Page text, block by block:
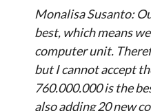
Monalisa Susanto:
best, which means
computer unit.
but I cannot accept
760.000.000 is the
also adding 20 new